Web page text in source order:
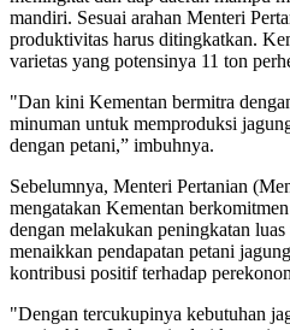
mandiri. Sesuai arahan Menteri
produktivitas harus ditingkatkan.
varietas yang potensinya 11 ton
"Dan kini Kementan bermitra
minuman untuk memproduksi
dengan petani,” imbuhnya.
Sebelumnya, Menteri Pertanian
mengatakan Kementan
dengan melakukan peningkatan
menaikkan pendapatan petani
kontribusi positif terhadap
"Dengan tercukupinya kebutuhan